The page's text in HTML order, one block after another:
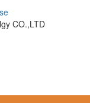
CO.,LTD